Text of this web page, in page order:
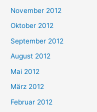
November 2012
Oktober 2012
September 2012
August 2012
Mai 2012
März 2012
Februar 2012